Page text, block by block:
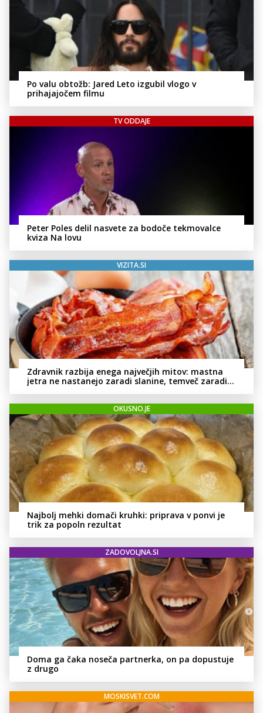
Po valu obtožb: Jared Leto izgubil vlogo v
prihajajočem filmu
TV ODDAJE
Peter Poles delil nasvete za bodoče tekmovalce
kviza Na lovu
VIZITA.SI
Zdravnik razbija enega največjih mitov: mastna
jetra ne nastanejo zaradi slanine, temveč zaradi
OKUSNO.JE
Najbolj mehki domači kruhki: priprava v ponvi je
trik za popoln rezultat
ZADOVOLJNA.SI
Doma ga čaka noseča partnerka, on pa dopustuje
z drugo
MOSKISVET.COM